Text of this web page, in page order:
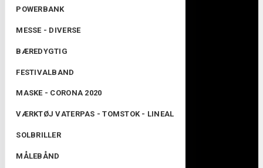
POWERBANK
MESSE - DIVERSE
BÆREDYGTIG
FESTIVALBAND
MASKE - CORONA 2020
VÆRKTØJ VATERPAS - TOMSTOK - LINEAL
SOLBRILLER
MÅLEBÅND